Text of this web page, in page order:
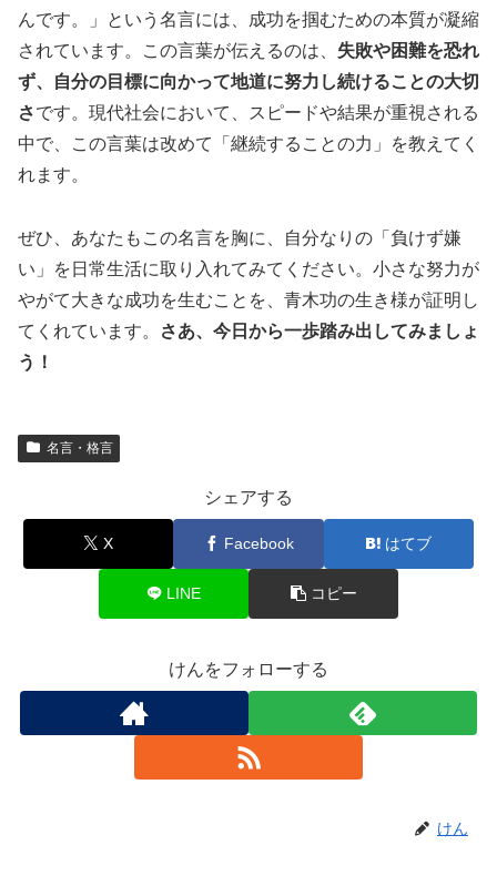
んです。」という名言には、成功を掴むための本質が凝縮
されています。この言葉が伝えるのは、 失敗や困難を恐れ
ず、自分の目標に向かって地道に努力し続けることの大切
さです。現代社会において、スピードや結果が重視される
中で、この言葉は改めて「継続することの力」を教えてく
れます。
ぜひ、あなたもこの名言を胸に、自分なりの「負けず嫌
い」を日常生活に取り入れてみてください。小さな努力が
やがて大きな成功を生むことを、青木功の生き様が証明し
てくれています。
さあ、今日から一歩踏み出してみましょ
う！
名言・格言
シェアする
X Facebook はてブ
LINE コピー
けんをフォローする
けん